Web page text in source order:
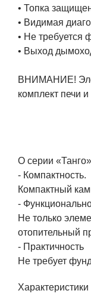
• Топка
• Видимая
• Не требуется
• Выход
ВНИМАНИЕ!
комплект печи
О серии «Танго»
- Компактность.
Компактный
-
Не только
отопительный
- Практичность
Не требует
Характеристики